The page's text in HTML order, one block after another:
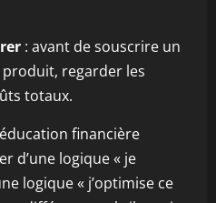
: avant de souscrire un
regarder les
totaux.
financière
d’une logique « je
logique « j’optimise ce